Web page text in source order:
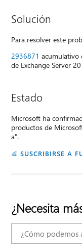
Solución
Para resolver este
2936871 acumulativo
de Exchange Server
Estado
Microsoft ha
productos de
a".
SUSCRIBIRSE A
¿Necesita